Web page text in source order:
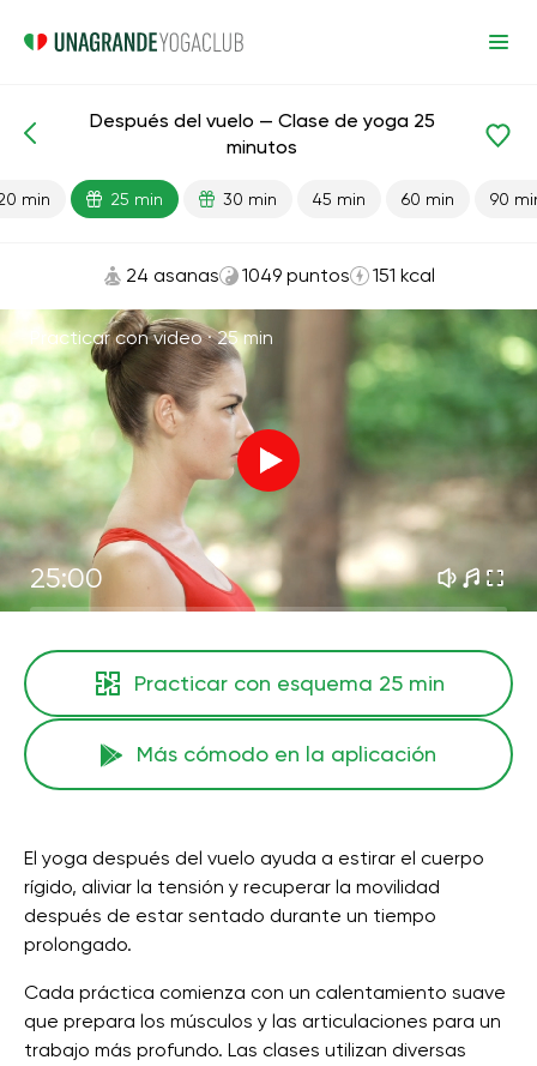
Lecciones preparadas Viaje
Después del vuelo — Clase de yoga 25
minutos
min 25 min 30 min 45 min 60 min 90
24 asanas 1049 puntos 151 kcal
Practicar con video ·25 min
25:00
Practicar con esquema 25 min
Más cómodo en la aplicación
El yoga después del vuelo ayuda a estirar el cuerpo
rígido, aliviar la tensión y recuperar la movilidad
después de estar sentado durante un tiempo
prolongado.
Cada práctica comienza con un calentamiento suave
que prepara los músculos y las articulaciones para un
trabajo más profundo. Las clases utilizan diversas